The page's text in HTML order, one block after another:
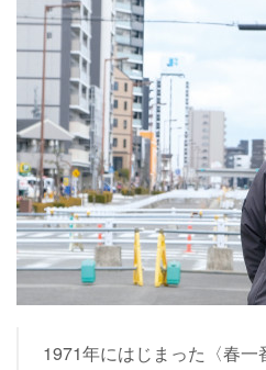
1971年にはじまった〈春